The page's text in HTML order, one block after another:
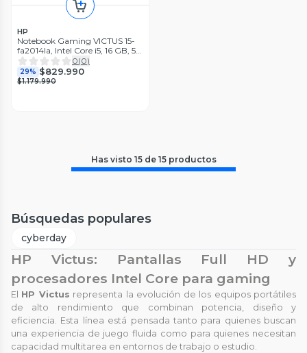
HP
Notebook Gaming VICTUS 15-
fa2014la, Intel Core i5, 16 GB, 512
GB SSD, 15.6, FHD Windows 11
Home
0(0)
29% $829.990
$1.179.990
Has visto 15de 15 productos
Búsquedas populares
cyberday
HP Victus: Pantallas Full HD y
procesadores Intel Core para gaming
El HP Victus representa la evolución de los equipos portátiles
de alto rendimiento que combinan potencia, diseño y
eficiencia. Esta línea está pensada tanto para quienes buscan
una experiencia de juego fluida como para quienes necesitan
capacidad multitarea en entornos de trabajo o estudio.